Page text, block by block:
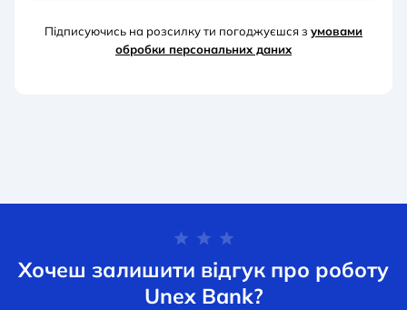
Підписуючись на розсилку ти погоджуєшся з умовами
обробки персональних даних
Хочеш залишити відгук про роботу
Unex Bank?